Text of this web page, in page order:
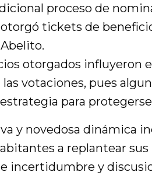
proceso de
tickets de
otorgados influyeron
las votaciones, pues
para
y novedosa dinámica
a replantear
incertidumbre y